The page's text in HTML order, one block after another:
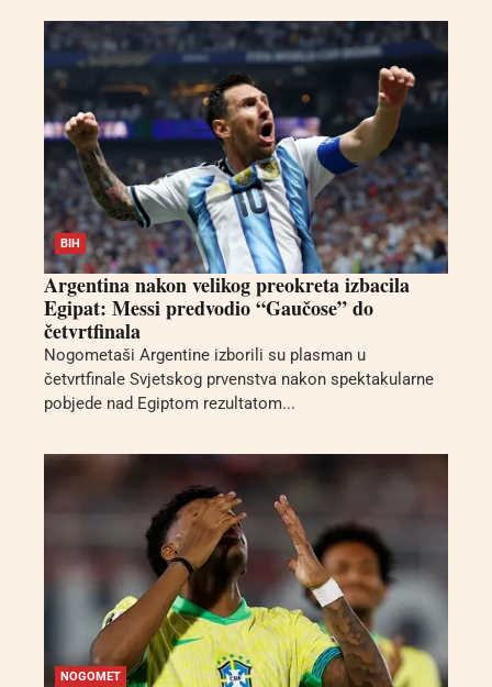
BIH
Argentina nakon velikog preokreta izbacila
Egipat: Messi predvodio “Gaučose” do
četvrtfinala
Nogometaši Argentine izborili su plasman u
četvrtfinale Svjetskog prvenstva nakon spektakularne
pobjede nad Egiptom rezultatom...
NOGOMET